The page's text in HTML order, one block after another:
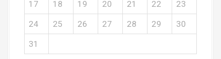
17 18 19 20 21 22 23
24 25 26 27 28 29 30
31